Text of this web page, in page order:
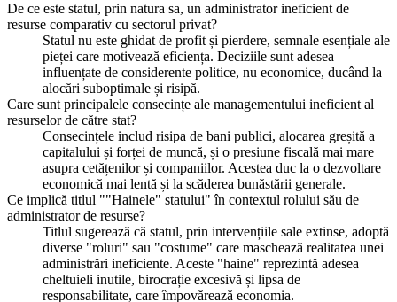
De ce este statul, prin natura sa, un administrator ineficient de
resurse comparativ cu sectorul privat?
Statul nu este ghidat de profit și pierdere, semnale esențiale ale
pieței care motivează eficiența. Deciziile sunt adesea
influențate de considerente politice, nu economice, ducând la
alocări suboptimale și risipă.
Care sunt principalele consecințe ale managementului ineficient al
resurselor de către stat?
Consecințele includ risipa de bani publici, alocarea greșită a
capitalului și forței de muncă, și o presiune fiscală mai mare
asupra cetățenilor și companiilor. Acestea duc la o dezvoltare
economică mai lentă și la scăderea bunăstării generale.
Ce implică titlul ""Hainele" statului" în contextul rolului său de
administrator de resurse?
Titlul sugerează că statul, prin intervențiile sale extinse, adoptă
diverse "roluri" sau "costume" care maschează realitatea unei
administrări ineficiente. Aceste "haine" reprezintă adesea
cheltuieli inutile, birocrație excesivă și lipsa de
responsabilitate, care împovărează economia.